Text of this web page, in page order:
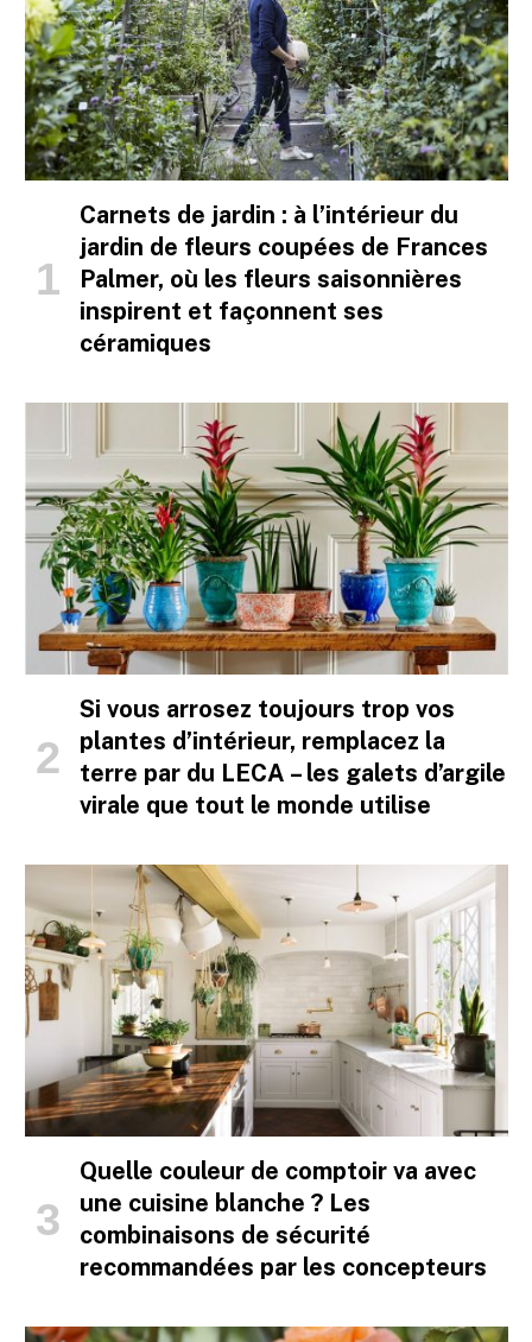
Carnets de jardin : à l’intérieur du
jardin de fleurs coupées de Frances
Palmer, où les fleurs saisonnières
inspirent et façonnent ses
céramiques
Si vous arrosez toujours trop vos
plantes d’intérieur, remplacez la
terre par du LECA – les galets d’argile
virale que tout le monde utilise
Quelle couleur de comptoir va avec
une cuisine blanche ? Les
combinaisons de sécurité
recommandées par les concepteurs